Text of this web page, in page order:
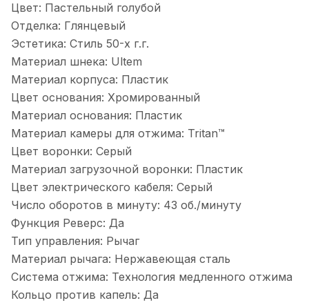
Цвет: Пастельный голубой
Отделка: Глянцевый
Эстетика: Стиль 50-х г.г.
Материал шнека: Ultem
Материал корпуса: Пластик
Цвет основания: Хромированный
Материал основания: Пластик
Материал камеры для отжима: Tritan™
Цвет воронки: Серый
Материал загрузочной воронки: Пластик
Цвет электрического кабеля: Серый
Число оборотов в минуту: 43 об./минуту
Функция Реверс: Да
Тип управления: Рычаг
Материал рычага: Нержавеющая сталь
Система отжима: Технология медленного отжима
Кольцо против капель: Да